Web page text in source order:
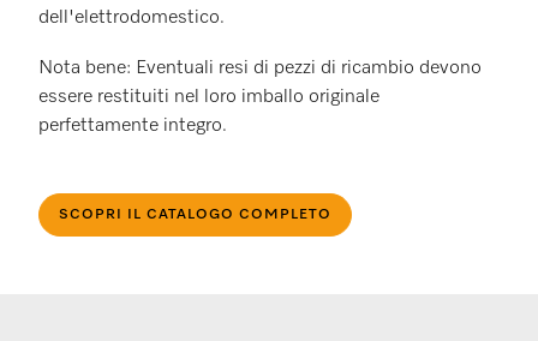
dell'elettrodomestico.
Nota bene: Eventuali resi di pezzi di ricambio devono
essere restituiti nel loro imballo originale
perfettamente integro.
SCOPRI IL CATALOGO COMPLETO